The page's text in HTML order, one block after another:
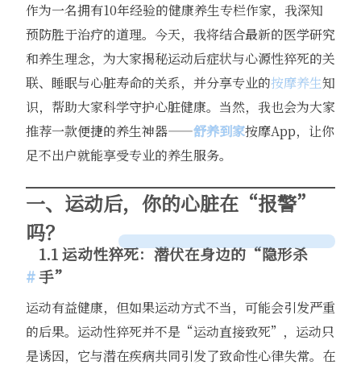
作为一名拥有10年经验的健康养生专栏作家，我深知
预防胜于治疗的道理。今天，我将结合最新的医学研究
和养生理念，为大家揭秘运动后症状与心源性猝死的关
联、睡眠与心脏寿命的关系，并分享专业的按摩养生知
识，帮助大家科学守护心脏健康。当然，我也会为大家
推荐一款便捷的养生神器——舒养到家按摩App，让你
足不出户就能享受专业的养生服务。
一、运动后，你的心脏在“报警”
吗？
1.1 运动性猝死：潜伏在身边的“隐形杀
手”
运动有益健康，但如果运动方式不当，可能会引发严重
的后果。运动性猝死并不是“运动直接致死”，运动只
是诱因，它与潜在疾病共同引发了致命性心律失常。在